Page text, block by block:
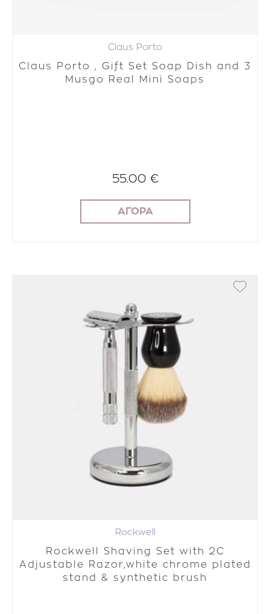
Claus Porto
Claus Porto , Gift Set Soap Dish and 3
Musgo Real Mini Soaps
55.00 €
ΑΓΟΡΑ
Rockwell
Rockwell Shaving Set with 2C
Adjustable Razor,white chrome plated
stand & synthetic brush